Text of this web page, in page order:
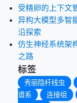
受精卵的上下文
异构大模型多智
沿探索
仿生神经系统架
之路
标签
秀丽隐杆线虫
谱系
连接组